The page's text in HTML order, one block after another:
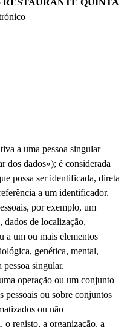
RESTAURANTE QUINTA
a uma pessoa singular
dos dados»); é considerada
possa ser identificada, direta
a um identificador.
por exemplo, um
de localização,
a um ou mais elementos
genética, mental,
singular.
operação ou um conjunto
pessoais ou sobre conjuntos
ou não
o registo, a organização, a